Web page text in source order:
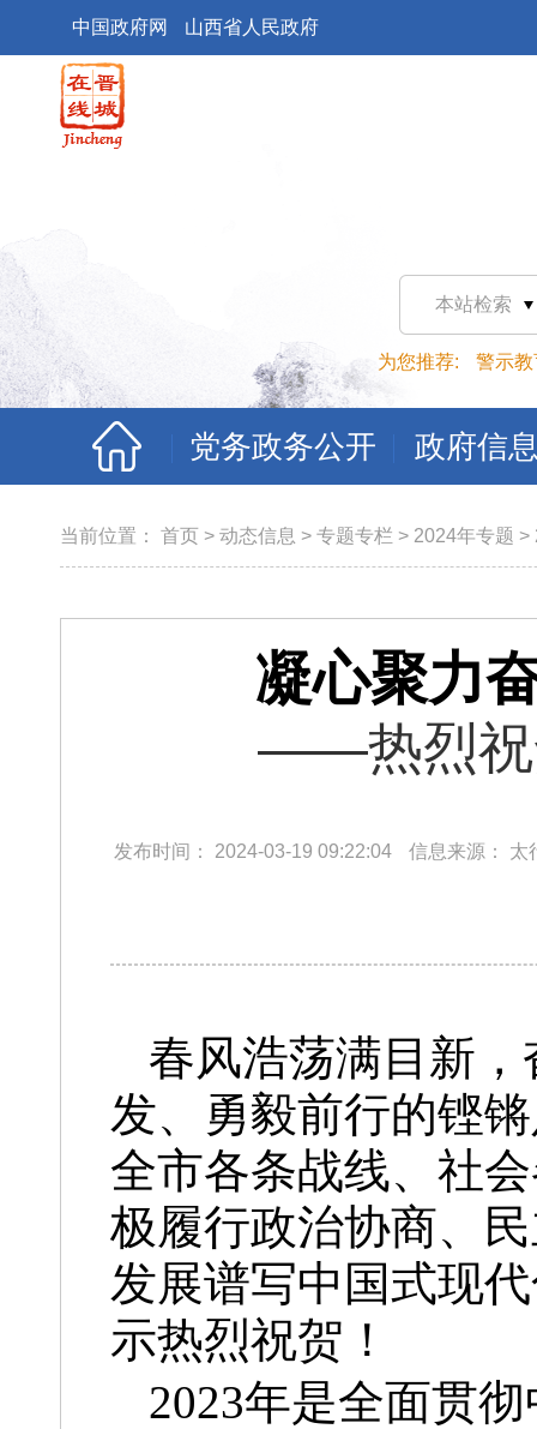
中国政府网 山西省人民政府
本站检索
为您推荐: 警示教
党务政务公开 政府信
当前位置： 首页 > 动态信息 > 专题专栏 > 2024年专题 >
凝心聚力
——热烈祝
发布时间： 2024-03-19 09:22:04 信息来源： 太
春风浩荡满目新
发、勇毅前行的铿
全市各条战线、社
极履行政治协商、
发展谱写中国式现
示热烈祝贺！
2023年是全面贯